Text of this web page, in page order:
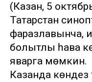
(Казан, 5
Татарстан
фаразлавынча,
болытлы һава
яварга мөмкин.
Казанда көндез